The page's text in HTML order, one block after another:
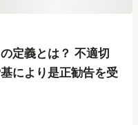
定義とは？ 不適切
により是正勧告を受